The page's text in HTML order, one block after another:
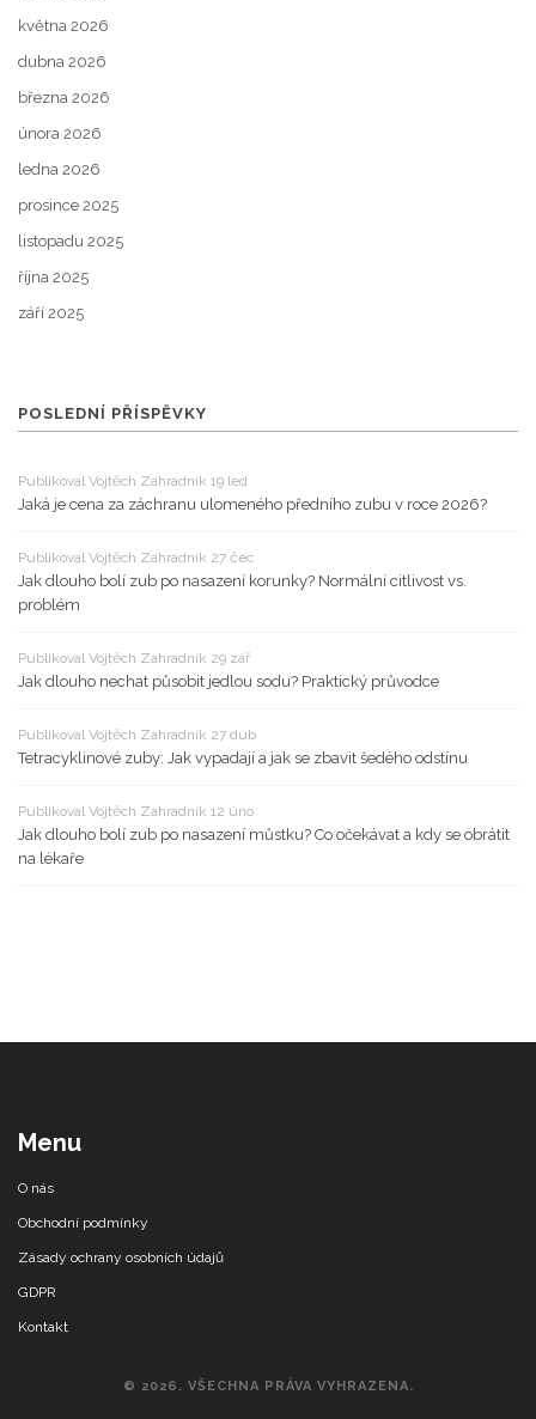
května 2026
dubna 2026
března 2026
února 2026
ledna 2026
prosince 2025
listopadu 2025
října 2025
září 2025
POSLEDNÍ PŘÍSPĚVKY
Publikoval Vojtěch Zahradník 19 led
Jaká je cena za záchranu ulomeného předního zubu v roce 2026?
Publikoval Vojtěch Zahradník 27 čec
Jak dlouho bolí zub po nasazení korunky? Normální citlivost vs.
problém
Publikoval Vojtěch Zahradník 29 zář
Jak dlouho nechat působit jedlou sodu? Praktický průvodce
Publikoval Vojtěch Zahradník 27 dub
Tetracyklinové zuby: Jak vypadají a jak se zbavit šedého odstínu
Publikoval Vojtěch Zahradník 12 úno
Jak dlouho bolí zub po nasazení můstku? Co očekávat a kdy se obrátit
na lékaře
Menu
O nás
Obchodní podmínky
Zásady ochrany osobních údajů
GDPR
Kontakt
© 2026. VŠECHNA PRÁVA VYHRAZENA.